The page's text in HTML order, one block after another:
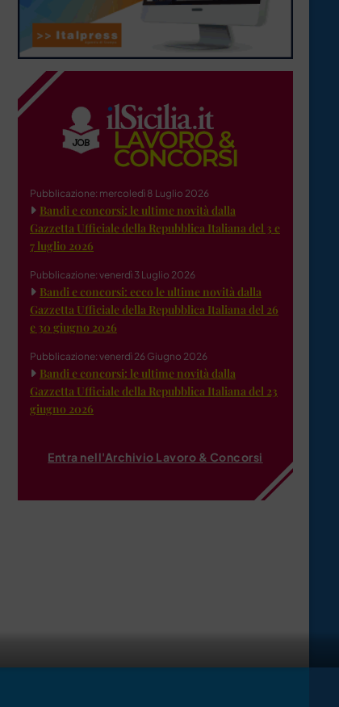
Pubblicazione: mercoledì 8 Luglio 2026
Bandi e concorsi: le ultime novità dalla
Gazzetta Ufficiale della Repubblica Italiana del 3 e
7 luglio 2026
Pubblicazione: venerdì 3 Luglio 2026
Bandi e concorsi: ecco le ultime novità dalla
Gazzetta Ufficiale della Repubblica Italiana del 26
e 30 giugno 2026
Pubblicazione: venerdì 26 Giugno 2026
Bandi e concorsi: le ultime novità dalla
Gazzetta Ufficiale della Repubblica Italiana del 23
giugno 2026
Entra nell'Archivio Lavoro & Concorsi